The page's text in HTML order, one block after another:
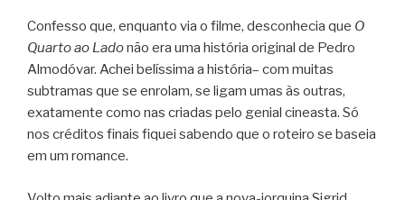
Confesso que, enquanto via o filme, desconhecia que O
Quarto ao Ladonão era uma história original de Pedro
Almodóvar. Achei belíssima a história– com muitas
subtramas que se enrolam, se ligam umas às outras,
exatamente como nas criadas pelo genial cineasta. Só
nos créditos finais fiquei sabendo que o roteiro se baseia
em um romance.